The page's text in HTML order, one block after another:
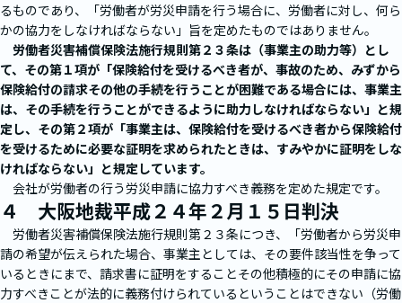
るものであり、「労働者が労災申請を行う場合に、労働者に対し、何ら
かの協力をしなければならない」旨を定めたものではありません。
労働者災害補償保険法施行規則第２３条は（事業主の助力等）とし
て、その第１項が「保険給付を受けるべき者が、事故のため、みずから
保険給付の請求その他の手続を行うことが困難である場合には、事業主
は、その手続を行うことができるように助力しなければならない」と規
定し、その第２項が「事業主は、保険給付を受けるべき者から保険給付
を受けるために必要な証明を求められたときは、すみやかに証明をしな
ければならない」と規定しています。
会社が労働者の行う労災申請に協力すべき義務を定めた規定です。
４ 大阪地裁平成２４年２月１５日判決
労働者災害補償保険法施行規則第２３条につき、「労働者から労災申
請の希望が伝えられた場合、事業主としては、その要件該当性を争って
いるときにまで、請求書に証明をすることその他積極的にその申請に協
力すべきことが法的に義務付けられているということはできない（労働